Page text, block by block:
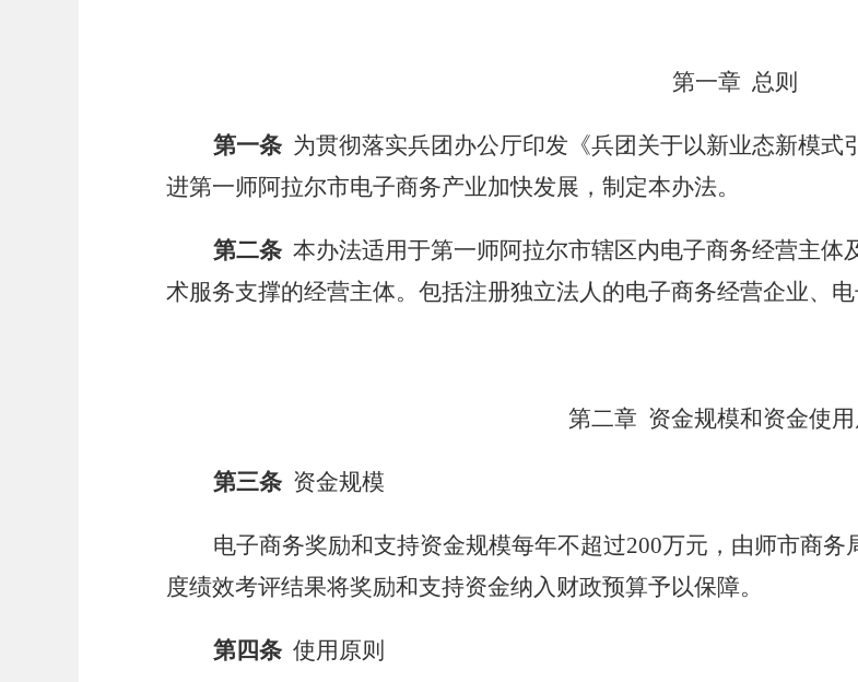
第一章 总则
第一条 为贯彻落实兵团办公厅印发《兵团关于以新业态新模
进第一师阿拉尔市电子商务产业加快发展，制定本办法。
第二条 本办法适用于第一师阿拉尔市辖区内电子商务经营主体
术服务支撑的经营主体。 包括注册独立法人的电子商务经营企业、电
第二章 资金规模和资金使用
第三条 资金规模
电子商务奖励和支持资金规模每年不超过200万元，由师市商务
度绩效考评结果将奖励和支持资金纳入财政预算予以保障。
第四条 使用原则